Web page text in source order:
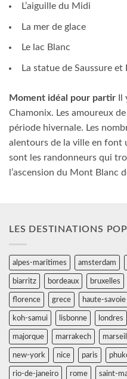
L’aiguille du Midi
La mer de glace
Le lac Blanc
La statue de Saussure et
Moment idéal pour partir Il
Chamonix. Les amoureux
période hivernale. Les
alentours de la ville en font
sont les randonneurs qui
l’ascension du Mont Blanc
LES DESTINATIONS
alpes-maritimes amsterdam
biarritz bordeaux bruxelles
florence grece haute-savoie
koh-samui lisbonne londres
majorque marrakech
new-york nice paris
rio-de-janeiro rome saint-